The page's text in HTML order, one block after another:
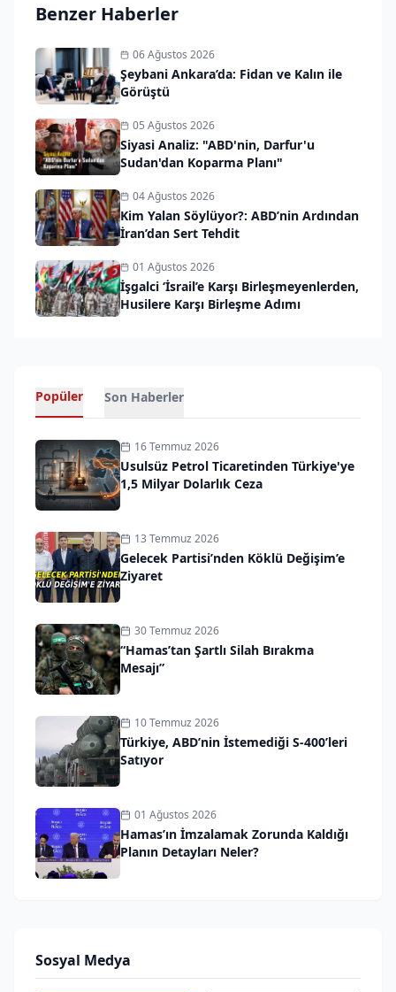
Benzer Haberler
06 Ağustos 2026
Şeybani Ankara’da: Fidan ve Kalın ile
Görüştü
05 Ağustos 2026
Siyasi Analiz: "ABD'nin, Darfur'u
Sudan'dan Koparma Planı"
04 Ağustos 2026
Kim Yalan Söylüyor?: ABD’nin Ardından
İran’dan Sert Tehdit
01 Ağustos 2026
İşgalci ‘İsrail’e Karşı Birleşmeyenlerden,
Husilere Karşı Birleşme Adımı
Popüler Son Haberler
16 Temmuz 2026
Usulsüz Petrol Ticaretinden Türkiye'ye
1,5 Milyar Dolarlık Ceza
13 Temmuz 2026
Gelecek Partisi’nden Köklü Değişim’e
Ziyaret
30 Temmuz 2026
“Hamas’tan Şartlı Silah Bırakma
Mesajı”
10 Temmuz 2026
Türkiye, ABD’nin İstemediği S-400’leri
Satıyor
01 Ağustos 2026
Hamas’ın İmzalamak Zorunda Kaldığı
Planın Detayları Neler?
Sosyal Medya